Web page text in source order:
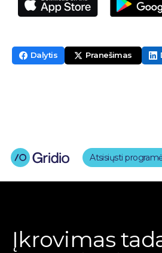
Dalytis Pranešimas
Atsisiųsti
Įkrovimas